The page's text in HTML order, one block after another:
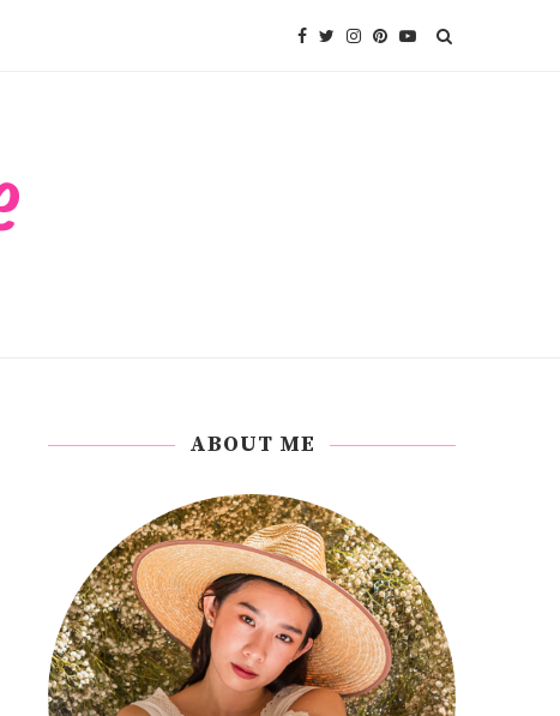
ABOUT ME